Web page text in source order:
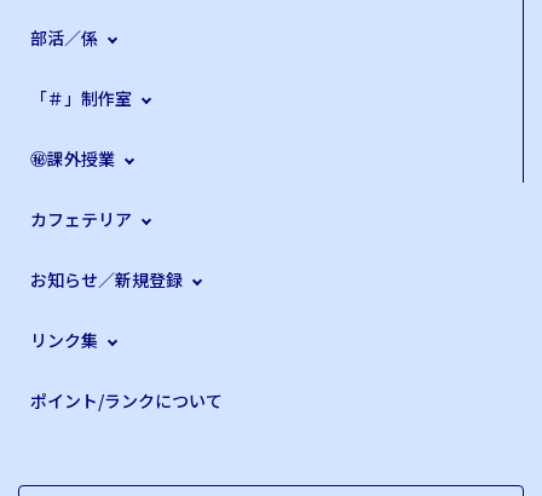
部活／係
「＃」制作室
㊙課外授業
カフェテリア
お知らせ／新規登録
リンク集
ポイント/ランクについて